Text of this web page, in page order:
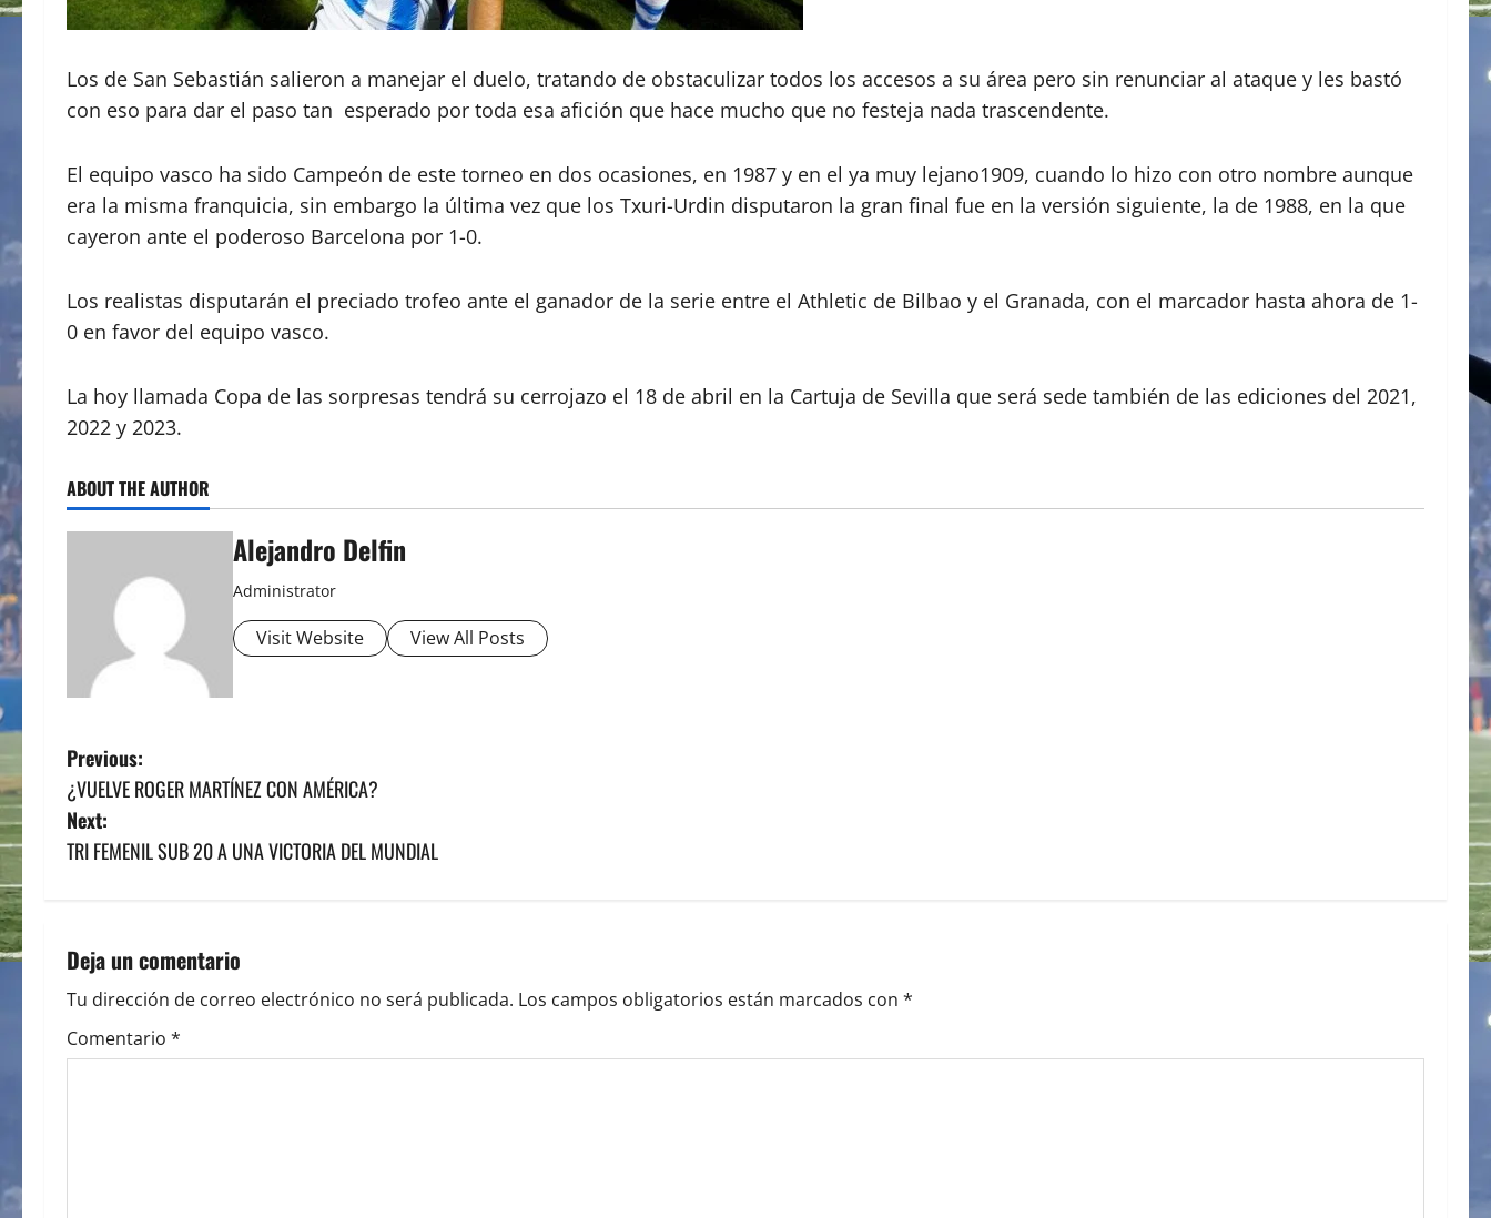
Los de San Sebastián salieron a manejar el duelo, tratando de obstaculizar todos los accesos a su área pero sin renunciar al ataque y les bastó
con eso para dar el paso tan esperado por toda esa afición que hace mucho que no festeja nada trascendente.
El equipo vasco ha sido Campeón de este torneo en dos ocasiones, en 1987 y en el ya muy lejano1909, cuando lo hizo con otro nombre aunque
era la misma franquicia, sin embargo la última vez que los Txuri-Urdin disputaron la gran final fue en la versión siguiente, la de 1988, en la que
cayeron ante el poderoso Barcelona por 1-0.
Los realistas disputarán el preciado trofeo ante el ganador de la serie entre el Athletic de Bilbao y el Granada, con el marcador hasta ahora de 1-
0 en favor del equipo vasco.
La hoy llamada Copa de las sorpresas tendrá su cerrojazo el 18 de abril en la Cartuja de Sevilla que será sede también de las ediciones del 2021,
2022 y 2023.
ABOUT THE AUTHOR
Alejandro Delfin
Administrator
Visit Website View All Posts
P
o
s
n
a
v
Previous:
¿VUELVE ROGER MARTÍNEZ CON AMÉRICA?
Next:
TRI FEMENIL SUB 20 A UNA VICTORIA DEL MUNDIAL
Deja un comentario
Tu dirección de correo electrónico no será publicada. Los campos obligatorios están marcados con *
Comentario *